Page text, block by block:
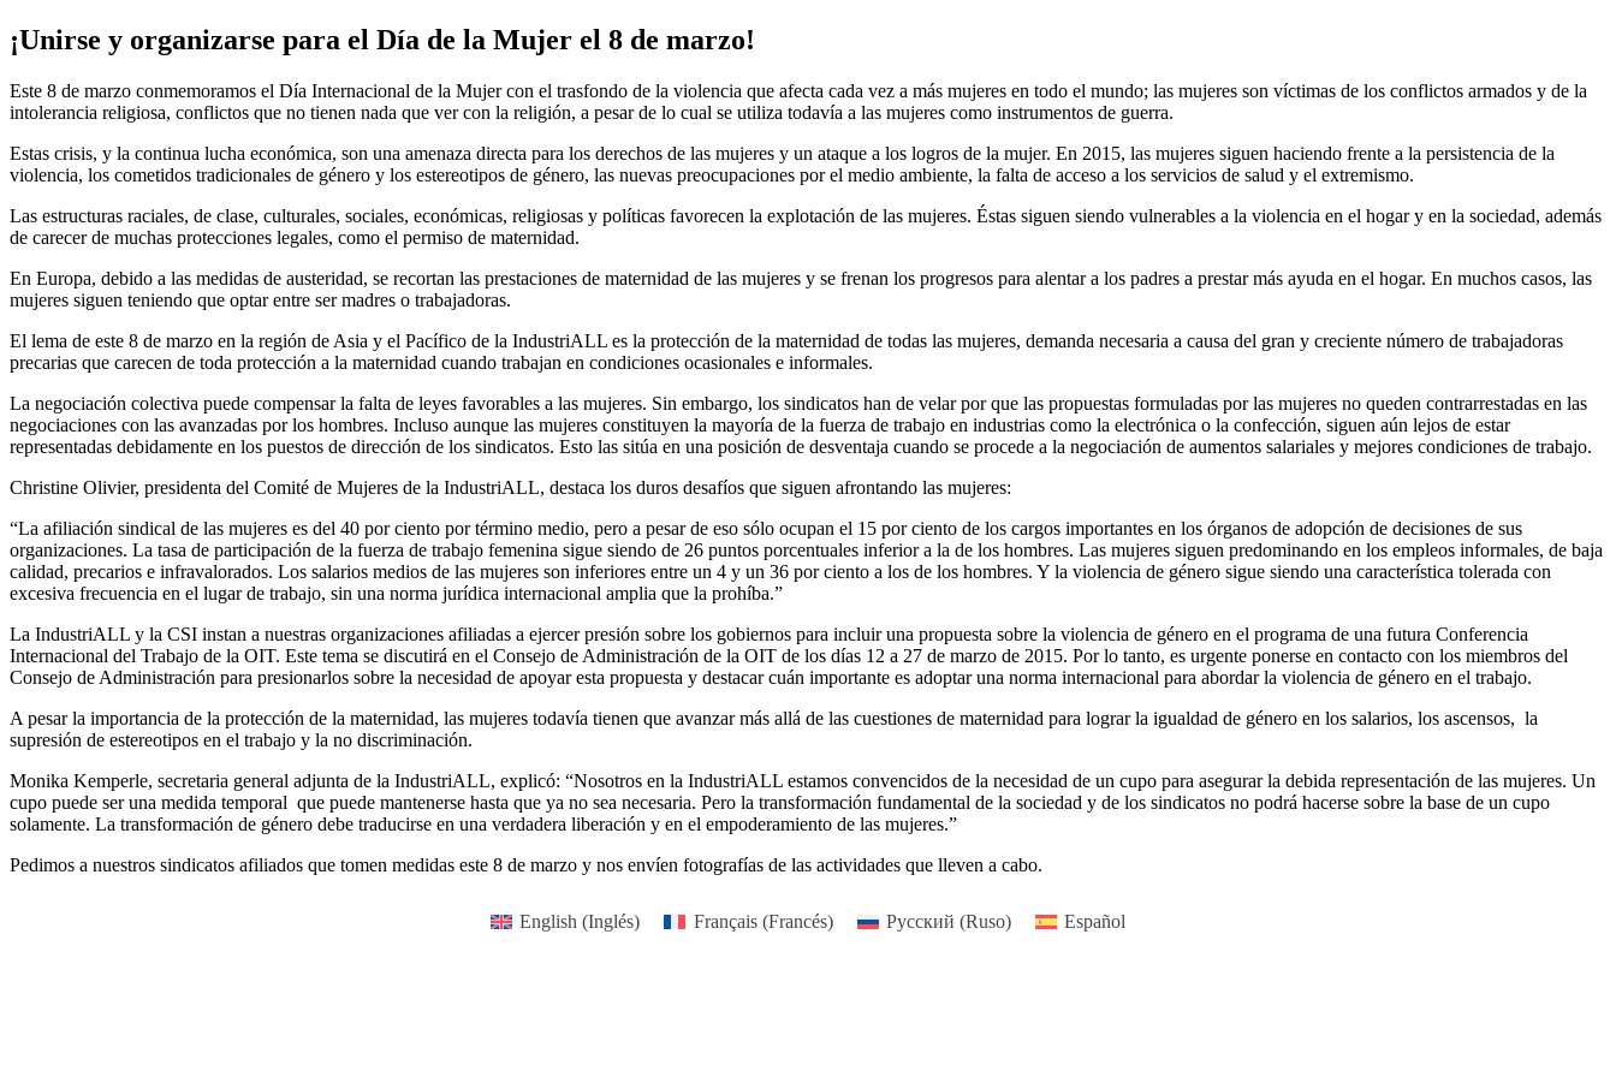
¡Unirse y organizarse para el Día de la Mujer el 8 de marzo!
Este 8 de marzo conmemoramos el Día Internacional de la Mujer con el trasfondo de la violencia que afecta cada vez a más mujeres en todo el mundo; las mujeres son víctimas de los conflictos armados y de la
intolerancia religiosa, conflictos que no tienen nada que ver con la religión, a pesar de lo cual se utiliza todavía a las mujeres como instrumentos de guerra.
Estas crisis, y la continua lucha económica, son una amenaza directa para los derechos de las mujeres y un ataque a los logros de la mujer. En 2015, las mujeres siguen haciendo frente a la persistencia de la
violencia, los cometidos tradicionales de género y los estereotipos de género, las nuevas preocupaciones por el medio ambiente, la falta de acceso a los servicios de salud y el extremismo.
Las estructuras raciales, de clase, culturales, sociales, económicas, religiosas y políticas favorecen la explotación de las mujeres. Éstas siguen siendo vulnerables a la violencia en el hogar y en la sociedad, además
de carecer de muchas protecciones legales, como el permiso de maternidad.
En Europa, debido a las medidas de austeridad, se recortan las prestaciones de maternidad de las mujeres y se frenan los progresos para alentar a los padres a prestar más ayuda en el hogar. En muchos casos, las
mujeres siguen teniendo que optar entre ser madres o trabajadoras.
El lema de este 8 de marzo en la región de Asia y el Pacífico de la IndustriALL es la protección de la maternidad de todas las mujeres, demanda necesaria a causa del gran y creciente número de trabajadoras
precarias que carecen de toda protección a la maternidad cuando trabajan en condiciones ocasionales e informales.
La negociación colectiva puede compensar la falta de leyes favorables a las mujeres. Sin embargo, los sindicatos han de velar por que las propuestas formuladas por las mujeres no queden contrarrestadas en las
negociaciones con las avanzadas por los hombres. Incluso aunque las mujeres constituyen la mayoría de la fuerza de trabajo en industrias como la electrónica o la confección, siguen aún lejos de estar
representadas debidamente en los puestos de dirección de los sindicatos. Esto las sitúa en una posición de desventaja cuando se procede a la negociación de aumentos salariales y mejores condiciones de trabajo.
Christine Olivier, presidenta del Comité de Mujeres de la IndustriALL, destaca los duros desafíos que siguen afrontando las mujeres:
“La afiliación sindical de las mujeres es del 40 por ciento por término medio, pero a pesar de eso sólo ocupan el 15 por ciento de los cargos importantes en los órganos de adopción de decisiones de sus
organizaciones. La tasa de participación de la fuerza de trabajo femenina sigue siendo de 26 puntos porcentuales inferior a la de los hombres. Las mujeres siguen predominando en los empleos informales, de baja
calidad, precarios e infravalorados. Los salarios medios de las mujeres son inferiores entre un 4 y un 36 por ciento a los de los hombres. Y la violencia de género sigue siendo una característica tolerada con
excesiva frecuencia en el lugar de trabajo, sin una norma jurídica internacional amplia que la prohíba.”
La IndustriALL y la CSI instan a nuestras organizaciones afiliadas a ejercer presión sobre los gobiernos para incluir una propuesta sobre la violencia de género en el programa de una futura Conferencia
Internacional del Trabajo de la OIT. Este tema se discutirá en el Consejo de Administración de la OIT de los días 12 a 27 de marzo de 2015. Por lo tanto, es urgente ponerse en contacto con los miembros del
Consejo de Administración para presionarlos sobre la necesidad de apoyar esta propuesta y destacar cuán importante es adoptar una norma internacional para abordar la violencia de género en el trabajo.
A pesar la importancia de la protección de la maternidad, las mujeres todavía tienen que avanzar más allá de las cuestiones de maternidad para lograr la igualdad de género en los salarios, los ascensos, la
supresión de estereotipos en el trabajo y la no discriminación.
Monika Kemperle, secretaria general adjunta de la IndustriALL, explicó: “Nosotros en la IndustriALL estamos convencidos de la necesidad de un cupo para asegurar la debida representación de las mujeres. Un
cupo puede ser una medida temporal que puede mantenerse hasta que ya no sea necesaria. Pero la transformación fundamental de la sociedad y de los sindicatos no podrá hacerse sobre la base de un cupo
solamente. La transformación de género debe traducirse en una verdadera liberación y en el empoderamiento de las mujeres.”
Pedimos a nuestros sindicatos afiliados que tomen medidas este 8 de marzo y nos envíen fotografías de las actividades que lleven a cabo.
English (Inglés) Français(Francés) Русский (Ruso) Español